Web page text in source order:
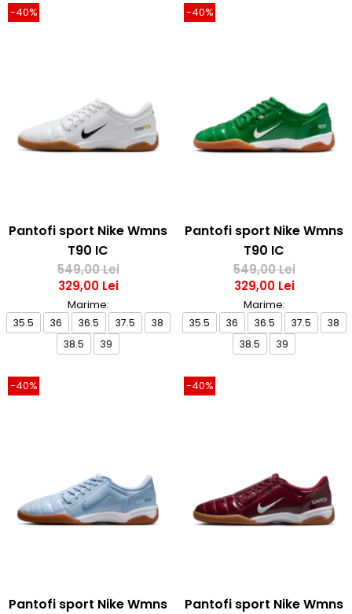
-40%
Pantofi sport Nike Wmns
T90 IC
549,00 Lei
329,00 Lei
Marime:
35.5 36 36.5 37.5
38
38.5
39
-40%
Pantofi sport Nike Wmns
T90 IC
549,00 Lei
329,00 Lei
Marime:
35.5 36 36.5 37.5
38
38.5
39
-40%
Pantofi sport Nike Wmns
-40%
Pantofi sport Nike Wmns